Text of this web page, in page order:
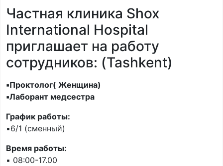
Частная клиника Shox
International Hospital
приглашает на работу
сотрудников: (Tashkent)
▪️Проктолог( Женщина)
▪️Лаборант медсестра
График работы:
▪️6/1 (сменный)
Время работы:
▪️ 08:00-17.00